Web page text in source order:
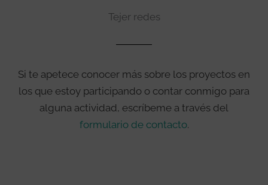
Tejer redes
Si te apetece conocer más sobre los proyectos en
los que estoy participando o contar conmigo para
alguna actividad, escríbeme a través del
formulario de contacto.